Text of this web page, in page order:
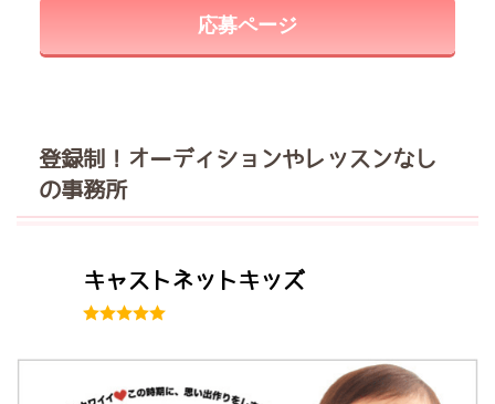
応募ページ
登録制！オーディションやレッスンなし
の事務所
キャストネットキッズ